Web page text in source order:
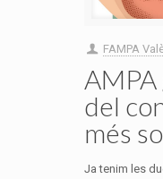
FAMPA
AMPA
del
més
Ja tenim les